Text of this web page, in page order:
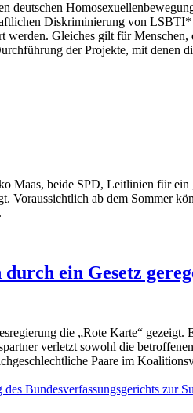
deutschen
Diskriminierung von
Gleiches gilt für
der Projekte, mit denen
Maas, beide SPD, Leitlinien für
Voraussichtlich ab dem Sommer
ein Gesetz
die „Rote Karte“ gezeigt.
verletzt sowohl die
Paare im
Bundesverfassungsgerichts zur